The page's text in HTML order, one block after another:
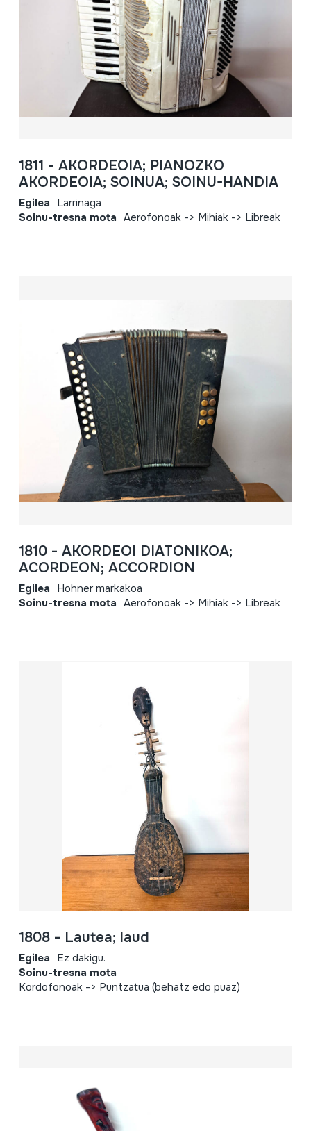
1811 - AKORDEOIA; PIANOZKO
AKORDEOIA; SOINUA; SOINU-HANDIA
Egilea Larrinaga
Soinu-tresna mota Aerofonoak -> Mihiak -> Libreak
1810 - AKORDEOI DIATONIKOA;
ACORDEON; ACCORDION
Egilea Hohner markakoa
Soinu-tresna mota Aerofonoak -> Mihiak -> Libreak
1808 - Lautea; laud
Egilea Ez dakigu.
Soinu-tresna mota
Kordofonoak -> Puntzatua (behatz edo puaz)